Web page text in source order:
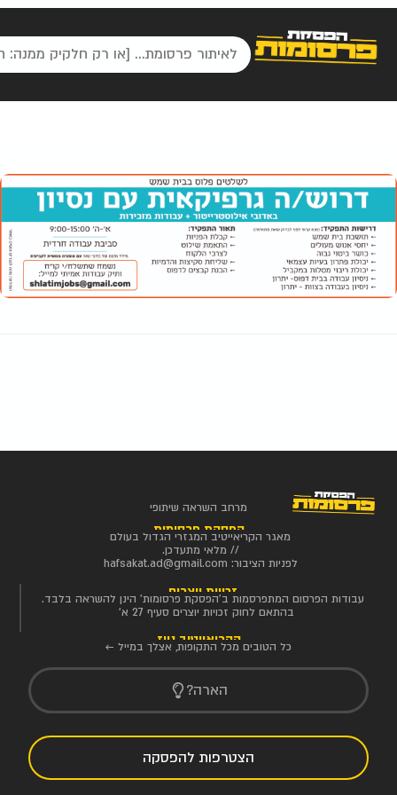
מרחב השראה שיתופי
הפסקת פרסומות
מאגר הקריאייטיב המגזרי הגדול בעולם
// מלאי מתעדכן.
לפניות הציבור: hafsakat.ad@gmail.com
זכויות יוצרים
עבודות הפרסום המתפרסמות ב'הפסקת פרסומות' הינן להשראה בלבד.
בהתאם לחוק זכויות יוצרים סעיף 27 א'
הקריאייטיב ניוז
כל הטובים מכל התקופות, אצלך במייל ←
הארה?
הצטרפות להפסקה